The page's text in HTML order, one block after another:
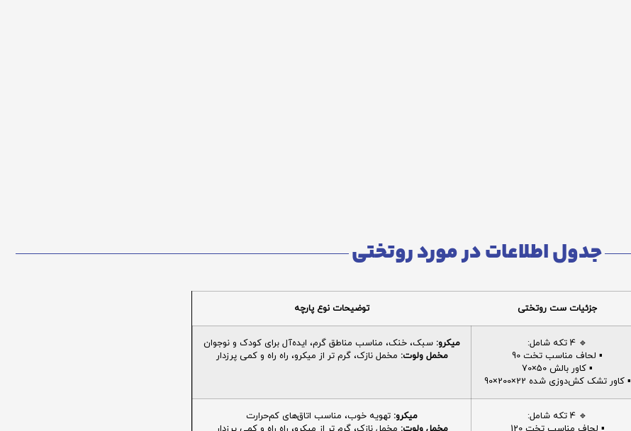
جدول اطلاعات در مورد روتختی
جزئیات ست روتختی توضیحات نوع پارچه
🔹 4 تکه شامل:
▪️ لحاف مناسب تخت 90
▪️ کاور بالش 50×70
▪️ کاور تشک کش‌دوزی شده 22×200×90
میکرو: سبک، خنک، مناسب مناطق گرم، ایده‌آل برای کودک و نوجوان
مخمل ولوت: مخمل نازک، گرم تر از میکرو، راه راه و کمی پرزدار
🔹 4 تکه شامل:
میکرو: تهویه خوب، مناسب اتاق‌های کم‌حرارت